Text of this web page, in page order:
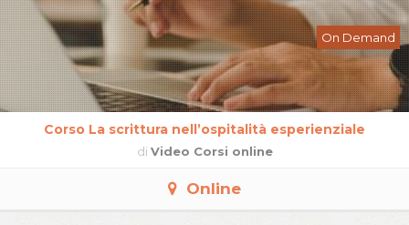
Corso La scrittura nell’ospitalità esperienziale
di Video Corsi online
On Demand
Online